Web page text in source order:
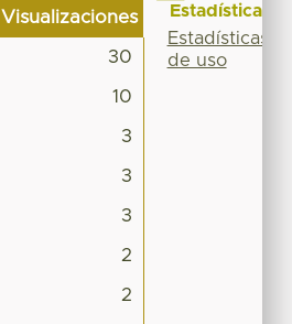
Visualizaciones
30
10
3
3
3
2
2
Estadísticas
Estadísticas
de uso